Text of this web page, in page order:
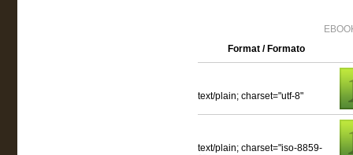
Format / Formato
text/plain; charset="utf-8"
text/plain; charset="iso-8859-